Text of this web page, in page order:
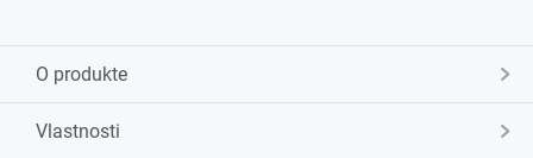
O produkte
Vlastnosti